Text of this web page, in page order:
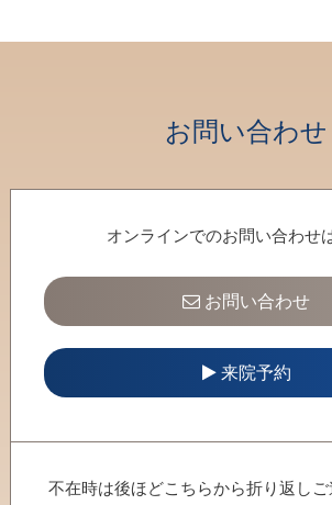
お問い合わせ
オンラインでのお問い合わせ
お問い合わせ
来院予約
不在時は後ほどこちらから折り返しご